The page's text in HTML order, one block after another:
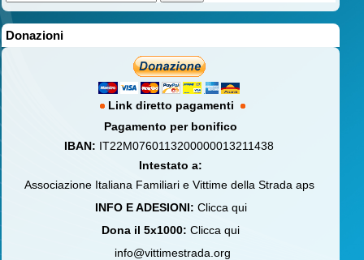
Donazioni
Link diretto pagamenti
Pagamento per bonifico
IBAN: IT22M0760113200000013211438
Intestato a:
Associazione Italiana Familiari e Vittime della Strada aps
INFO E ADESIONI: Clicca qui
Dona il 5x1000: Clicca qui
info@vittimestrada.org